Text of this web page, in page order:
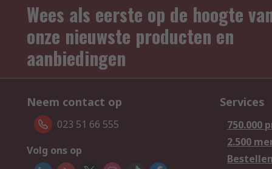
Wees als eerste op de hoogte
onze nieuwste producten en
aanbiedingen
Neem contact op
023 51 66 555
Volg ons op
Services
750.000
2.500
Bestellen